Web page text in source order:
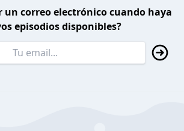
un correo electrónico cuando haya
episodios disponibles?